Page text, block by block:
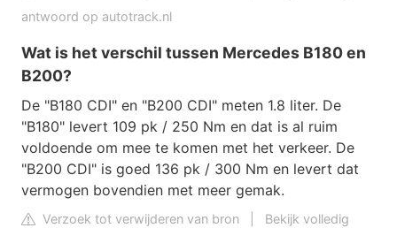
antwoord op autotrack.nl
Wat is het verschil tussen Mercedes B180 en
B200?
De "B180 CDI" en "B200 CDI" meten 1.8 liter. De
"B180" levert 109 pk / 250 Nm en dat is al ruim
voldoende om mee te komen met het verkeer. De
"B200 CDI" is goed 136 pk / 300 Nm en levert dat
vermogen bovendien met meer gemak.
Verzoek tot verwijderen van bron
Bekijk volledig